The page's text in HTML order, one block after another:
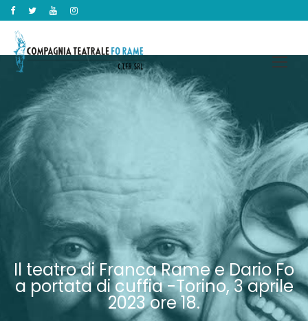
Il teatro di Franca Rame e Dario Fo
a portata di cuffia -Torino, 3 aprile
2023 ore 18.